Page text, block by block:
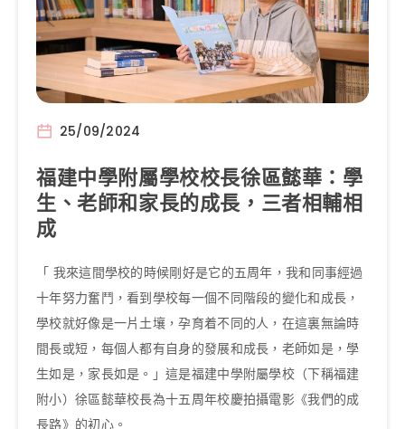
25/09/2024
福建中學附屬學校校長徐區懿華：學
生、老師和家長的成長，三者相輔相
成
「 我來這間學校的時候剛好是它的五周年，我和同事經過
十年努力奮鬥，看到學校每一個不同階段的變化和成長，
學校就好像是一片土壤，孕育着不同的人，在這裏無論時
間長或短，每個人都有自身的發展和成長，老師如是，學
生如是，家長如是。」這是福建中學附屬學校（下稱福建
附小）徐區懿華校長為十五周年校慶拍攝電影《我們的成
長路》的初心。